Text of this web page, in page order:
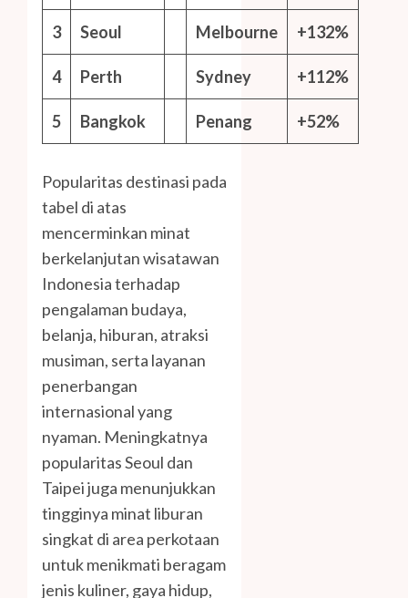
3 Seoul Melbourne +132%
4 Perth Sydney +112%
5 Bangkok Penang +52%
Popularitas destinasi pada
tabel di atas
mencerminkan minat
berkelanjutan wisatawan
Indonesia terhadap
pengalaman budaya,
belanja, hiburan, atraksi
musiman, serta layanan
penerbangan
internasional yang
nyaman. Meningkatnya
popularitas Seoul dan
Taipei juga menunjukkan
tingginya minat liburan
singkat di area perkotaan
untuk menikmati beragam
jenis kuliner, gaya hidup,